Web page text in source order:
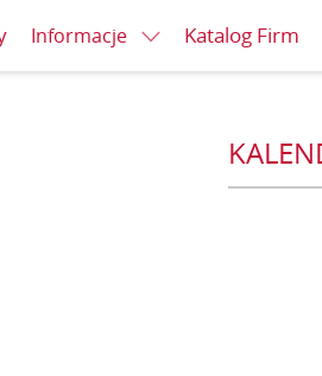
Informacje Katalog Firm